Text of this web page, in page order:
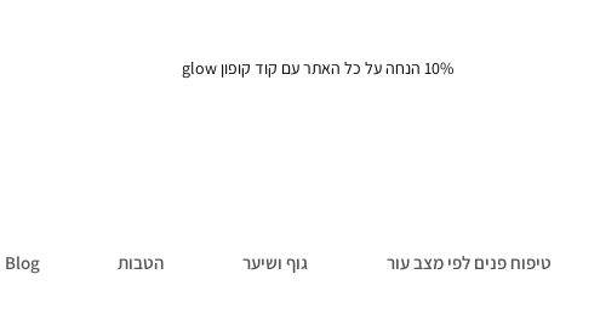
10% הנחה על כל האתר עם קוד קופון glow
טיפוח פנים לפי מצב עור גוף ושיער הטבות Blog